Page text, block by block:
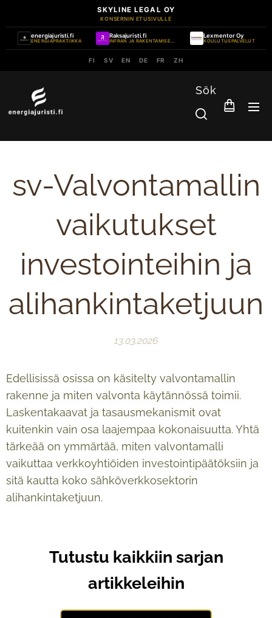
SKYLINE LEGAL OY
KONSERNIN ETUSIVULLE
energiajuristi.fi
ENERGIAPRAKTIIKKA
Raksajuristi.fi
INFRAN JA RAKENTAMISEN PRAKTIIKKA
Lexmentor Oy
KOULUTUSPALVELUT
FI SV EN DE FR ZH
Sök
sv-Valvontamallin
vaikutukset
investointeihin ja
alihankintaketjuun
13.03.2026
Edellisissä osissa on käsitelty valvontamallin
rakenne ja miten valvonta käytännössä toimii.
Laskentakaavat ja tasausmekanismit ovat
kuitenkin vain osa laajempaa kokonaisuutta. Yhtä
tärkeää on ymmärtää, miten valvontamalli
vaikuttaa verkkoyhtiöiden investointipäätöksiin ja
sitä kautta koko sähköverkkosektorin
alihankintaketjuun.
Tutustu kaikkiin sarjan
artikkeleihin